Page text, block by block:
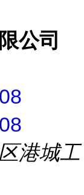
公司
港城工